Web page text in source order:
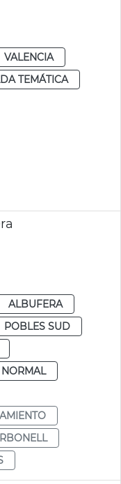
VALENCIA
TEMÁTICA
ALBUFERA
POBLES SUD
NORMAL